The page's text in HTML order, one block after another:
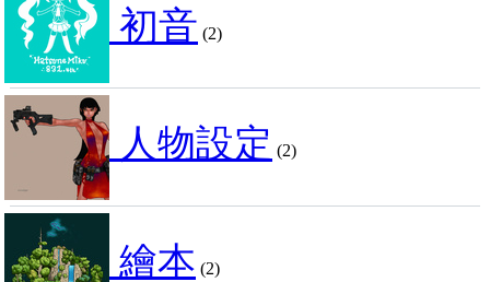
初音 (2)
人物設定 (2)
繪本 (2)